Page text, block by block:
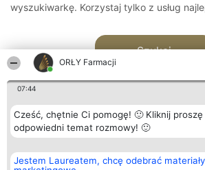
ORŁY Farmacji
07:44
Cześć, chętnie Ci pomogę! 🙂 Kliknij
odpowiedni temat rozmowy! 🙂
Jestem Laureatem, chcę odebrać materiały
wyszukiwarkę. Korzystaj tylko z usług
Szukaj
Organizator plebiscytu
Bright Side Solutions sp. z o.
Plebiscyt
Laureaci